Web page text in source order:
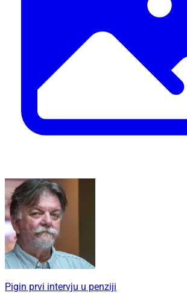
Pigin prvi intervju u penziji